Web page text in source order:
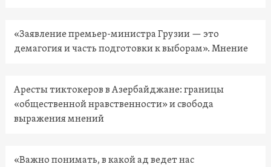
«Заявление премьер-министра Грузии — это
демагогия и часть подготовки к выборам». Мнение
Аресты тиктокеров в Азербайджане: границы
«общественной нравственности» и свобода
выражения мнений
«Важно понимать, в какой ад ведет нас